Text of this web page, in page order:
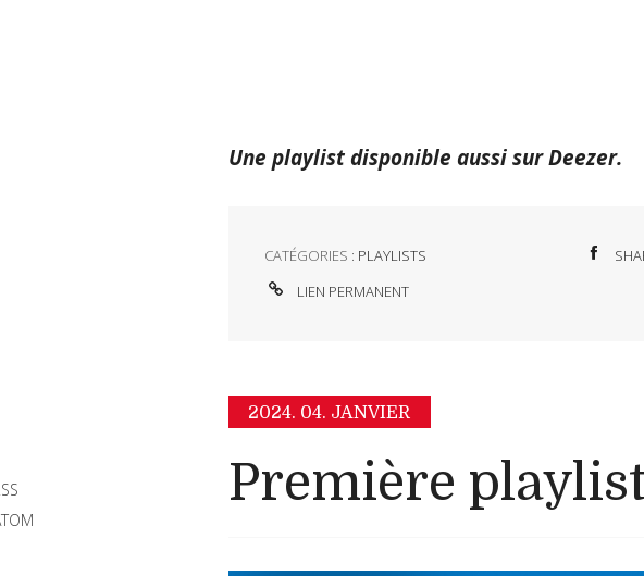
Une playlist disponible aussi sur Deezer.
CATÉGORIES : PLAYLISTS
LIEN PERMANENT
2024. 04. JANVIER
Première